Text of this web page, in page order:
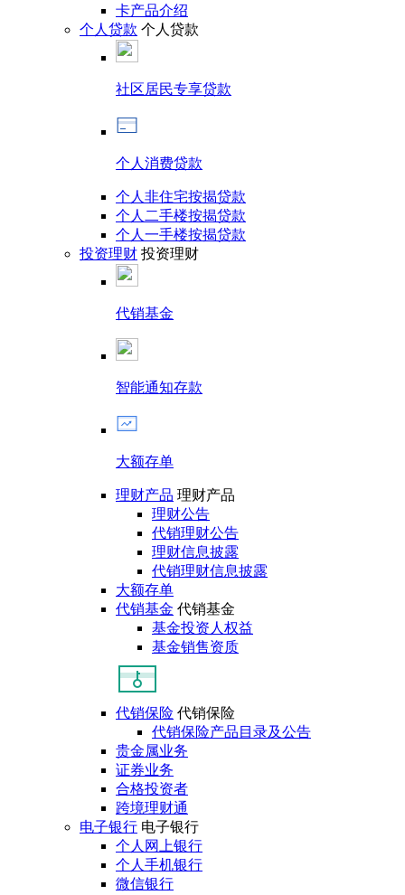
卡产品介绍
个人贷款 个人贷款
社区居民专享贷款
个人消费贷款
个人非住宅按揭贷款
个人二手楼按揭贷款
个人一手楼按揭贷款
投资理财 投资理财
代销基金
智能通知存款
大额存单
理财产品 理财产品
理财公告
代销理财公告
理财信息披露
代销理财信息披露
大额存单
代销基金 代销基金
基金投资人权益
基金销售资质
代销保险 代销保险
代销保险产品目录及公告
贵金属业务
证券业务
合格投资者
跨境理财通
电子银行 电子银行
个人网上银行
个人手机银行
微信银行